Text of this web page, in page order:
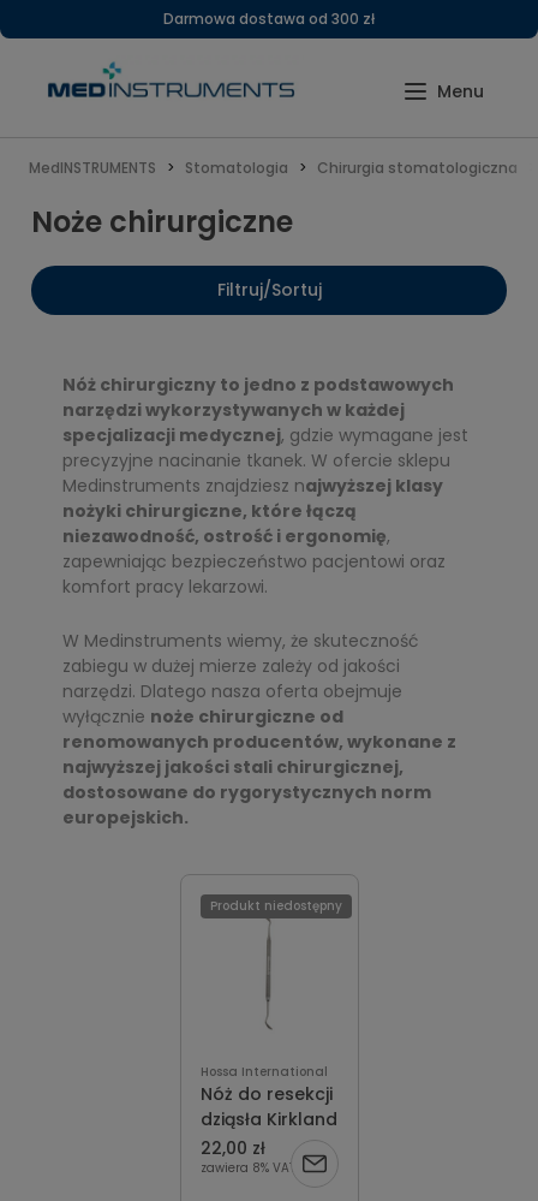
Darmowa dostawa od 300 zł
MedINSTRUMENTS Stomatologia Chirurgia stomatologiczna
Noże chirurgiczne
Filtruj/Sortuj
Nóż chirurgiczny to jedno z podstawowych
narzędzi wykorzystywanych w każdej
specjalizacji medycznej, gdzie wymagane jest
precyzyjne nacinanie tkanek. W ofercie sklepu
Medinstruments znajdziesz najwyższej klasy
nożyki chirurgiczne, które łączą
niezawodność, ostrość i ergonomię,
zapewniając bezpieczeństwo pacjentowi oraz
komfort pracy lekarzowi.
W Medinstruments wiemy, że skuteczność
zabiegu w dużej mierze zależy od jakości
narzędzi. Dlatego nasza oferta obejmuje
wyłącznie noże chirurgiczne od
renomowanych producentów, wykonane z
najwyższej jakości stali chirurgicznej,
dostosowane do rygorystycznych norm
europejskich.
Hossa International
Nóż do resekcji
dziąsła Kirkland
22,00 zł
zawiera 8% VAT
Produkt niedostępny